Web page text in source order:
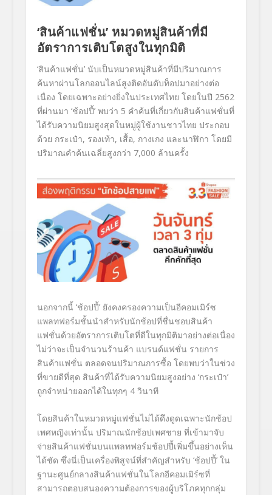
‘สินค้าแฟชั่น’ หมวดหมู่สินค้าที่มี
อัตราการเติบโตสูงในทุกมิติ
‘สินค้าแฟชั่น’ นับเป็นหมวดหมู่สินค้าที่มีปริมาณการ
ค้นหาผ่านโลกออนไลน์สูงติดอันดับท็อปมาอย่างต่อ
เนื่อง โดยเฉพาะอย่างยิ่งในประเทศไทย โดยในปี 2562
ที่ผ่านมา ‘ช้อปปี้’ พบว่า 5 คำค้นที่เกี่ยวกับสินค้าแฟชั่นที่
ได้รับความนิยมสูงสุดในหมู่ผู้ใช้งานชาวไทย ประกอบ
ด้วย กระเป๋า, รองเท้า, เสื้อ, กางเกง และนาฬิกา โดยมี
ปริมาณคำค้นเฉลี่ยสูงกว่า 7,000 ล้านครั้ง
นอกจากนี้ ‘ช้อปปี้’ ยังคงครองความเป็นอีคอมเมิร์ซ
แพลทฟอร์มชั้นนำสำหรับนักช้อปที่ชื่นชอบสินค้า
แฟชั่นด้วยอัตราการเติบโตที่ดีในทุกมิติมาอย่างต่อเนื่อง
ไม่ว่าจะเป็นจำนวนร้านค้า แบรนด์แฟชั่น รายการ
สินค้าแฟชั่น ตลอดจนปริมาณการซื้อ โดยพบว่าในช่วง
ที่ขายดีที่สุด สินค้าที่ได้รับความนิยมสูงอย่าง ‘กระเป๋า’
ถูกจำหน่ายออกได้ในทุกๆ 4 วินาที
โดยสินค้าในหมวดหมู่แฟชั่นไม่ได้ดึงดูดเฉพาะนักช้อป
เพศหญิงเท่านั้น ปริมาณนักช้อปเพศชาย ที่เข้ามาจับ
จ่ายสินค้าแฟชั่นบนแพลทฟอร์มช้อปปี้เพิ่มขึ้นอย่างเห็น
ได้ชัด ซึ่งนี่เป็นเครื่องพิสูจน์ที่สำคัญสำหรับ ‘ช้อปปี้’ ใน
ฐานะศูนย์กลางสินค้าแฟชั่นในโลกอีคอมเมิร์ซที่
สามารถตอบสนองความต้องการของผู้บริโภคทุกกลุ่ม